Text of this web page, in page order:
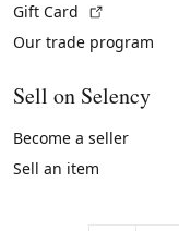
Gift Card
Our trade program
Sell on Selency
Become a seller
Sell an item